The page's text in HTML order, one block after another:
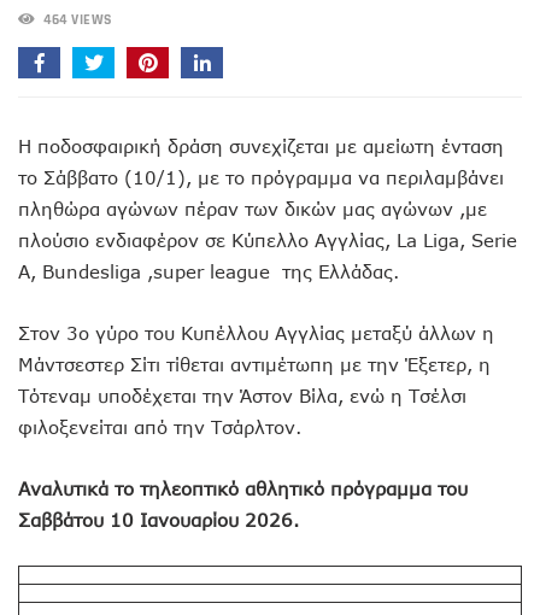
464 VIEWS
Η ποδοσφαιρική δράση συνεχίζεται με αμείωτη ένταση
το Σάββατο (10/1), με το πρόγραμμα να περιλαμβάνει
πληθώρα αγώνων πέραν των δικών μας αγώνων ,με
πλούσιο ενδιαφέρον σε Κύπελλο Αγγλίας, La Liga, Serie
A, Bundesliga ,super league της Ελλάδας.
Στον 3ο γύρο του Κυπέλλου Αγγλίας μεταξύ άλλων η
Μάντσεστερ Σίτι τίθεται αντιμέτωπη με την Έξετερ, η
Τότεναμ υποδέχεται την Άστον Βίλα, ενώ η Τσέλσι
φιλοξενείται από την Τσάρλτον.
Αναλυτικά το τηλεοπτικό αθλητικό πρόγραμμα του
Σαββάτου 10 Ιανουαρίου 2026.